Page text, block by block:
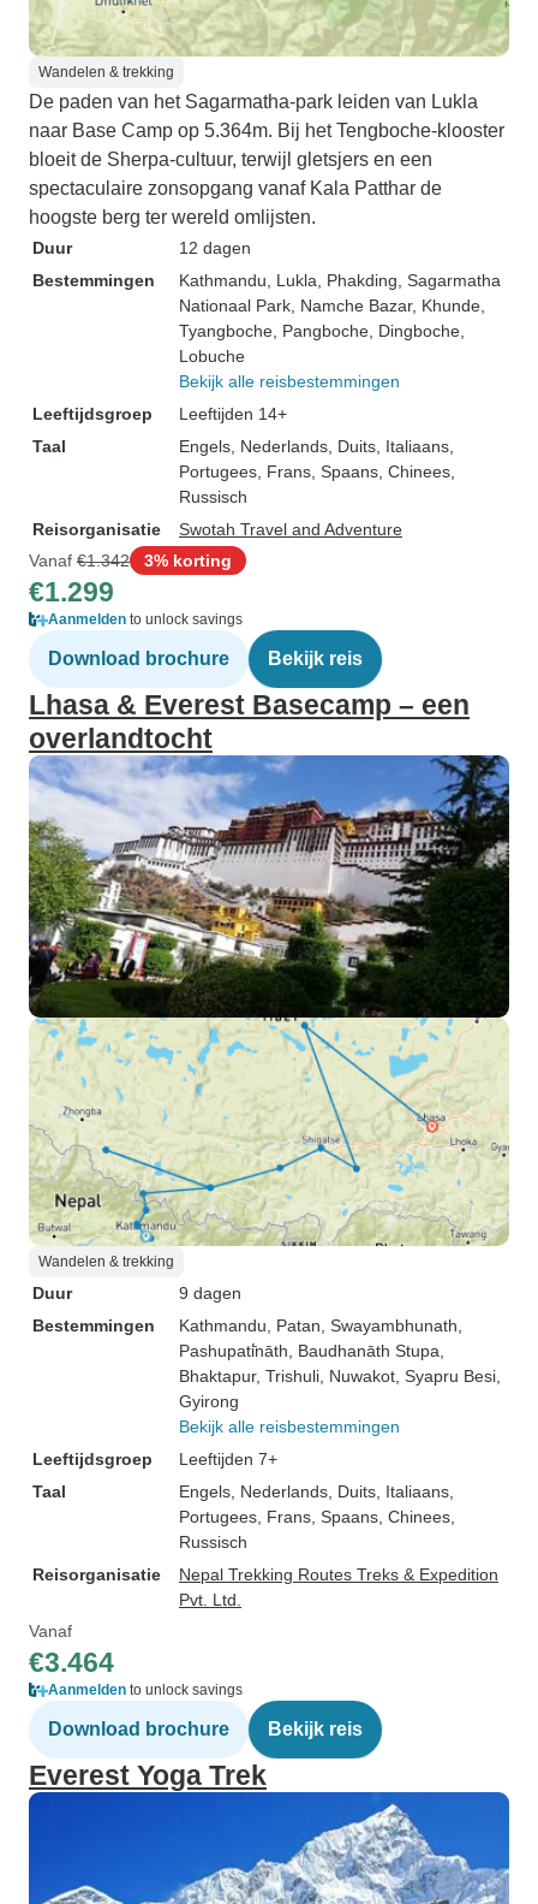
Wandelen & trekking
De paden van het Sagarmatha-park leiden van Lukla
naar Base Camp op 5.364m. Bij het Tengboche-klooster
bloeit de Sherpa-cultuur, terwijl gletsjers en een
spectaculaire zonsopgang vanaf Kala Patthar de
hoogste berg ter wereld omlijsten.
Duur
12 dagen
Bestemmingen
Kathmandu , Lukla , Phakding , Sagarmatha
Nationaal Park , Namche Bazar, Khunde
Tyangboche , Pangboche , Dingboche
Lobuche
Bekijk alle reisbestemmingen
Leeftijdsgroep
Leeftijden 14+
Taal
Engels, Nederlands, Duits, Italiaans,
Portugees, Frans, Spaans, Chinees,
Russisch
Reisorganisatie
Swotah Travel and Adventure
Vanaf €1.342 3% korting
€1.299
Aanmelden to unlock savings
Download brochure Bekijk reis
Lhasa & Everest Basecamp – een
overlandtocht
Wandelen & trekking
Duur
9 dagen
Bestemmingen
Kathmandu , Patan , Swayambhunath
Pashupati̇̄nāth , Baudhanāth Stupa
Bhaktapur, Trishuli , Nuwakot , Syapru Besi
Gyirong
Bekijk alle reisbestemmingen
Leeftijdsgroep
Leeftijden 7+
Taal
Engels, Nederlands, Duits, Italiaans,
Portugees, Frans, Spaans, Chinees,
Russisch
Reisorganisatie
Nepal Trekking Routes Treks & Expedition
Pvt. Ltd.
Vanaf
€3.464
Aanmelden to unlock savings
Download brochure Bekijk reis
Everest Yoga Trek